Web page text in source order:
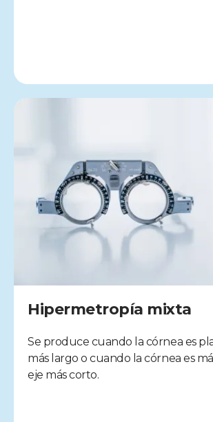
Hipermetropía mixta
Se produce cuando la córnea es
más largo o cuando la córnea es
eje más corto.